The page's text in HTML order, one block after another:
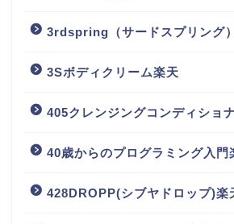
3rdspring（サードスプリング
3Sボディクリーム楽天
405クレンジングコンディショ
40歳からのプログラミング入門
428DROPP(シブヤドロップ)楽